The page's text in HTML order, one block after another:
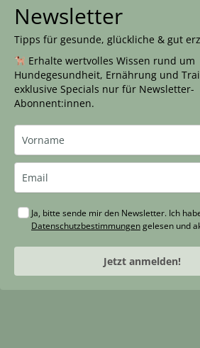
Newsletter
Tipps für gesunde, glückliche & gut
Erhalte wertvolles Wissen rund um
Hundegesundheit, Ernährung und
exklusive Specials nur für Newsletter-
Abonnent:innen.
Ja, bitte sende mir den Newsletter. Ich
Datenschutzbestimmungengelesen und
Jetzt anmelden!